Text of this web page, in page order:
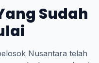
Sudah
Nusantara telah